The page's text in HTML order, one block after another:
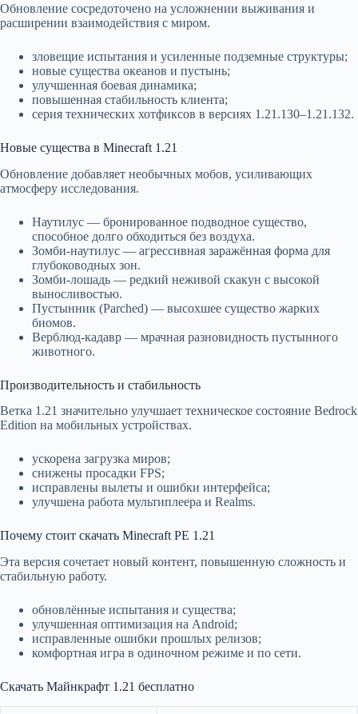
Обновление сосредоточено на усложнении выживания и
расширении взаимодействия с миром.
зловещие испытания и усиленные подземные структуры;
новые существа океанов и пустынь;
улучшенная боевая динамика;
повышенная стабильность клиента;
серия технических хотфиксов в версиях 1.21.130–1.21.132.
Новые существа в Minecraft 1.21
Обновление добавляет необычных мобов, усиливающих
атмосферу исследования.
Наутилус — бронированное подводное существо,
способное долго обходиться без воздуха.
Зомби-наутилус — агрессивная заражённая форма для
глубоководных зон.
Зомби-лошадь — редкий неживой скакун с высокой
выносливостью.
Пустынник (Parched) — высохшее существо жарких
биомов.
Верблюд-кадавр — мрачная разновидность пустынного
животного.
Производительность и стабильность
Ветка 1.21 значительно улучшает техническое состояние Bedrock
Edition на мобильных устройствах.
ускорена загрузка миров;
снижены просадки FPS;
исправлены вылеты и ошибки интерфейса;
улучшена работа мультиплеера и Realms.
Почему стоит скачать Minecraft PE 1.21
Эта версия сочетает новый контент, повышенную сложность и
стабильную работу.
обновлённые испытания и существа;
улучшенная оптимизация на Android;
исправленные ошибки прошлых релизов;
комфортная игра в одиночном режиме и по сети.
Скачать Майнкрафт 1.21 бесплатно